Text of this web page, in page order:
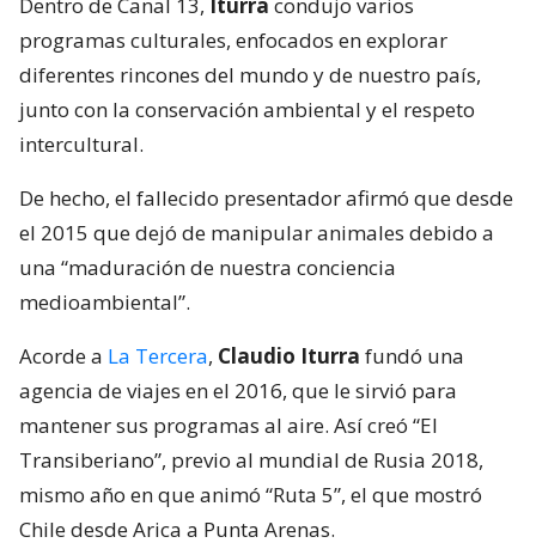
programas culturales, enfocados en explorar
diferentes rincones del mundo y de nuestro país,
junto con la conservación ambiental y el respeto
intercultural.
De hecho, el fallecido presentador afirmó que desde
el 2015 que dejó de manipular animales debido a
una “maduración de nuestra conciencia
medioambiental”.
Acorde a La Tercera, Claudio Iturra fundó una
agencia de viajes en el 2016, que le sirvió para
mantener sus programas al aire. Así creó “El
Transiberiano”, previo al mundial de Rusia 2018,
mismo año en que animó “Ruta 5”, el que mostró
Chile desde Arica a Punta Arenas.